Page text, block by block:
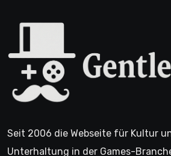
Seit 2006 die Webseite für Kultur
Unterhaltung in der Games-